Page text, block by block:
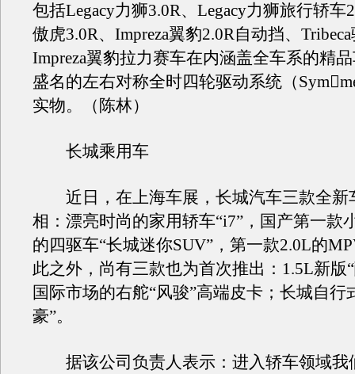
包括Legacy力狮3.0R、Legacy力狮旅行轿车
傲虎3.0R、Impreza翼豹2.0R自动挡、
Impreza翼豹拉力赛车在内涵盖全车系的精
盛名的左右对称全时四轮驱动系统（
实物。（陈林）
长城乘用车
近日，在上海车展，长城汽车三款全新
相：漂亮时尚的家用轿车“i7”，国产第一款
的四驱车“长城迷你SUV”，第一款2.0L的
此之外，尚有三款也为首次推出：1.5L新版
国际市场的右舵“风骏”高端皮卡；长城自行
豪”。
据该公司负责人表示：进入轿车领域我